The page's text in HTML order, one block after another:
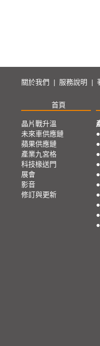
關於我們 服務說明
首頁
晶片戰升溫
未來車供應鏈
蘋果供應鏈
產業九宮格
科技椽送門
展會
影音
修訂與更新
●
●
●
●
●
●
●
●
●
●